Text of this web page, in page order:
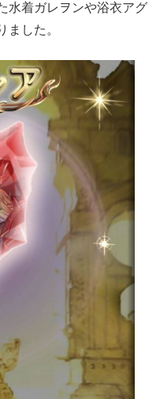
水着ガレヲンや浴衣アグ
ました。